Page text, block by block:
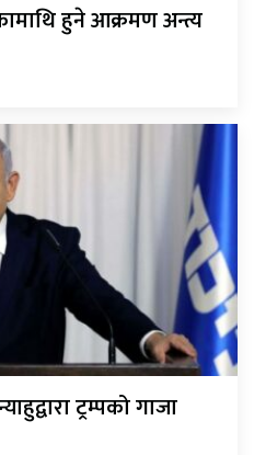
हुने आक्रमण अन्त्य
ट्रम्पको गाजा